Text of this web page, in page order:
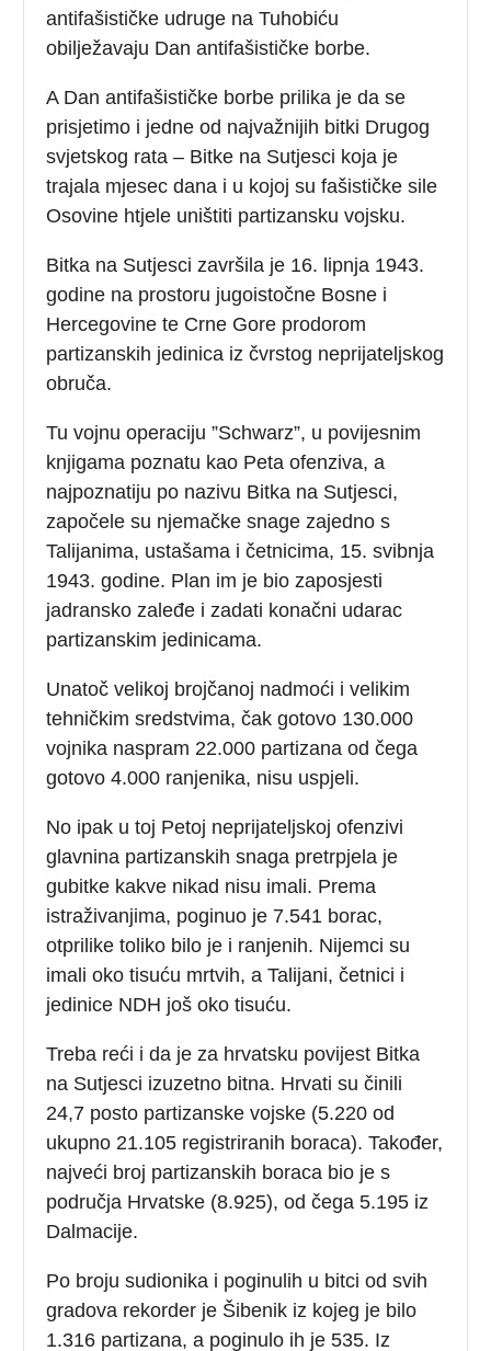
antifašističke udruge na Tuhobiću
obilježavaju Dan antifašističke borbe.
A Dan antifašističke borbe prilika je da se
prisjetimo i jedne od najvažnijih bitki Drugog
svjetskog rata – Bitke na Sutjesci koja je
trajala mjesec dana i u kojoj su fašističke sile
Osovine htjele uništiti partizansku vojsku.
Bitka na Sutjesci završila je 16. lipnja 1943.
godine na prostoru jugoistočne Bosne i
Hercegovine te Crne Gore prodorom
partizanskih jedinica iz čvrstog neprijateljskog
obruča.
Tu vojnu operaciju ”Schwarz”, u povijesnim
knjigama poznatu kao Peta ofenziva, a
najpoznatiju po nazivu Bitka na Sutjesci,
započele su njemačke snage zajedno s
Talijanima, ustašama i četnicima, 15. svibnja
1943. godine. Plan im je bio zaposjesti
jadransko zaleđe i zadati konačni udarac
partizanskim jedinicama.
Unatoč velikoj brojčanoj nadmoći i velikim
tehničkim sredstvima, čak gotovo 130.000
vojnika naspram 22.000 partizana od čega
gotovo 4.000 ranjenika, nisu uspjeli.
No ipak u toj Petoj neprijateljskoj ofenzivi
glavnina partizanskih snaga pretrpjela je
gubitke kakve nikad nisu imali. Prema
istraživanjima, poginuo je 7.541 borac,
otprilike toliko bilo je i ranjenih. Nijemci su
imali oko tisuću mrtvih, a Talijani, četnici i
jedinice NDH još oko tisuću.
Treba reći i da je za hrvatsku povijest Bitka
na Sutjesci izuzetno bitna. Hrvati su činili
24,7 posto partizanske vojske (5.220 od
ukupno 21.105 registriranih boraca). Također,
najveći broj partizanskih boraca bio je s
područja Hrvatske (8.925), od čega 5.195 iz
Dalmacije.
Po broju sudionika i poginulih u bitci od svih
gradova rekorder je Šibenik iz kojeg je bilo
1.316 partizana, a poginulo ih je 535. Iz